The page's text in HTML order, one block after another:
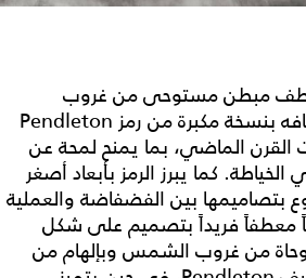
مبطن مستوحى من غروب
الشمس ومزين بين أكتافه بنسخة مكبرة من رمز Pendleton
القرن الماضي، بما يمنح لمحة عن
كما يبرز الرمز بأبعاد أصغر
بتصاميمها بين الفضفاضة والعملية
معطفاً فريداً بتصميم على شكل
من غروب الشمس وبإلهام من